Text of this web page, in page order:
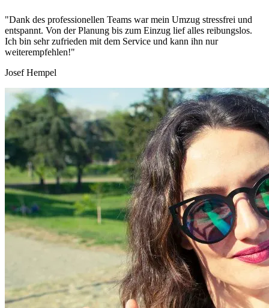
"Dank des professionellen Teams war mein Umzug stressfrei und
entspannt. Von der Planung bis zum Einzug lief alles reibungslos.
Ich bin sehr zufrieden mit dem Service und kann ihn nur
weiterempfehlen!"
Josef Hempel